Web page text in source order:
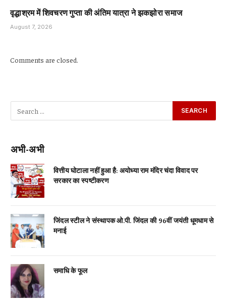
वृद्धाश्रम में शिवचरण गुप्ता की अंतिम यात्रा ने झकझोरा समाज
August 7, 2026
Comments are closed.
अभी-अभी
वित्तीय घोटाला नहीं हुआ है: अयोध्या राम मंदिर चंदा विवाद पर
सरकार का स्पष्टीकरण
जिंदल स्टील ने संस्थापक ओ.पी. जिंदल की 96वीं जयंती धूमधाम से
मनाई
समाधि के फूल